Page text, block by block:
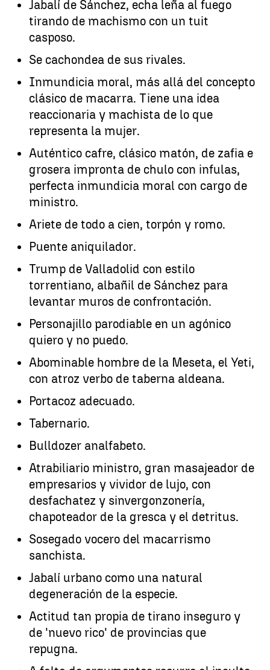
Jabalí de Sánchez, echa leña al fuego
tirando de machismo con un tuit
casposo.
Se cachondea de sus rivales.
Inmundicia moral, más allá del concepto
clásico de macarra. Tiene una idea
reaccionaria y machista de lo que
representa la mujer.
Auténtico cafre, clásico matón, de zafia e
grosera impronta de chulo con infulas,
perfecta inmundicia moral con cargo de
ministro.
Ariete de todo a cien, torpón y romo.
Puente aniquilador.
Trump de Valladolid con estilo
torrentiano, albañil de Sánchez para
levantar muros de confrontación.
Personajillo parodiable en un agónico
quiero y no puedo.
Abominable hombre de la Meseta, el Yeti,
con atroz verbo de taberna aldeana.
Portacoz adecuado.
Tabernario.
Bulldozer analfabeto.
Atrabiliario ministro, gran masajeador de
empresarios y vividor de lujo, con
desfachatez y sinvergonzonería,
chapoteador de la gresca y el detritus.
Sosegado vocero del macarrismo
sanchista.
Jabalí urbano como una natural
degeneración de la especie.
Actitud tan propia de tirano inseguro y
de 'nuevo rico' de provincias que
repugna.